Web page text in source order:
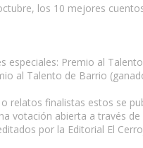
los 10 mejores
especiales: Premio al
al Talento de Barrio
relatos finalistas estos se
votación abierta a través
por la Editorial El